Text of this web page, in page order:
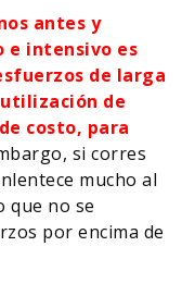
antes y
e intensivo es
de larga
de
costo, para
si corres
mucho al
que no se
por encima de